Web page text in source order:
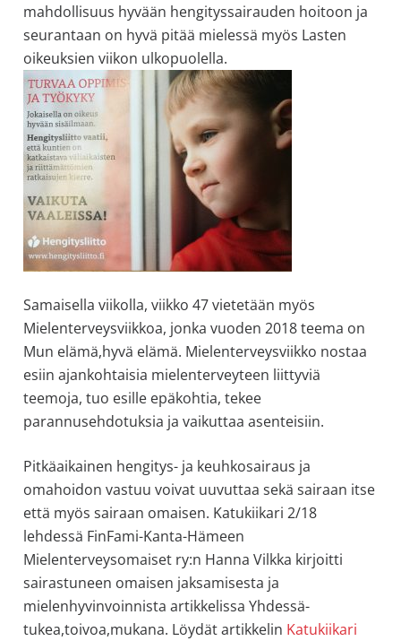
mahdollisuus hyvään hengityssairauden hoitoon ja
seurantaan on hyvä pitää mielessä myös Lasten
oikeuksien viikon ulkopuolella.
Samaisella viikolla, viikko 47 vietetään myös
Mielenterveysviikkoa, jonka vuoden 2018 teema on
Mun elämä,hyvä elämä. Mielenterveysviikko nostaa
esiin ajankohtaisia mielenterveyteen liittyviä
teemoja, tuo esille epäkohtia, tekee
parannusehdotuksia ja vaikuttaa asenteisiin.
Pitkäaikainen hengitys- ja keuhkosairaus ja
omahoidon vastuu voivat uuvuttaa sekä sairaan itse
että myös sairaan omaisen. Katukiikari 2/18
lehdessä FinFami-Kanta-Hämeen
Mielenterveysomaiset ry:n Hanna Vilkka kirjoitti
sairastuneen omaisen jaksamisesta ja
mielenhyvinvoinnista artikkelissa Yhdessä-
tukea,toivoa,mukana. Löydät artikkelin Katukiikari